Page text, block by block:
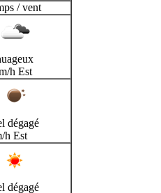
/ vent
h Est
dégagé
h Est
dégagé